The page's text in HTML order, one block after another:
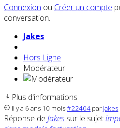
Connexion ou Créer un compte
conversation.
Jakes
Hors Ligne
Modérateur
Plus d'informations
il y a 6 ans 10 mois#22404 par Jakes
Réponse de Jakes sur le sujet